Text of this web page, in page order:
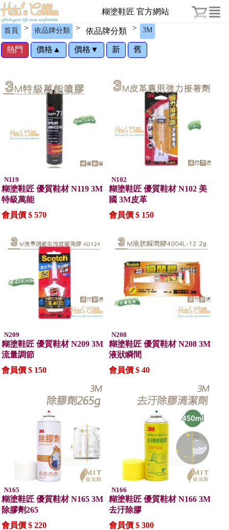
糊塗鞋匠 官方網站
首頁 > 依品牌分類 > 依品牌分類 > 3M
熱門 價格▲ 價格▼ 新 舊
N119
糊塗鞋匠 優質鞋材 N119 3M
特級萬能
會員價 $ 570
N102
糊塗鞋匠 優質鞋材 N102 美
國 3M皮革
會員價 $ 150
N209
糊塗鞋匠 優質鞋材 N209 3M
流量調節
會員價 $ 150
N208
糊塗鞋匠 優質鞋材 N208 3M
液狀瞬間
會員價 $ 40
N165
糊塗鞋匠 優質鞋材 N165 3M
除膠劑265
會員價 $ 220
N166
糊塗鞋匠 優質鞋材 N166 3M
去汙除膠
會員價 $ 300